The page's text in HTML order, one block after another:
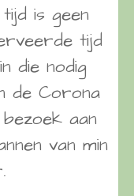
is geen
tijd
die nodig
de Corona
aan
van min